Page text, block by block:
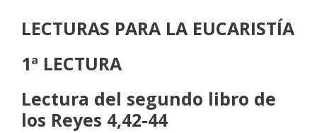
LECTURAS PARA LA EUCARISTÍA
1ª LECTURA
Lectura del segundo libro de
los Reyes 4,42-44